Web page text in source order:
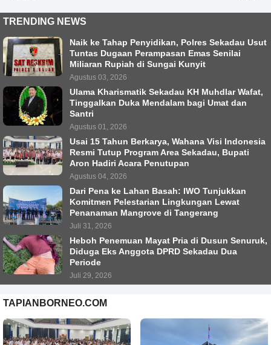
TRENDING NEWS
Naik ke Tahap Penyidikan, Polres Sekadau Usut
Tuntas Dugaan Perampasan Emas Senilai
Miliaran Rupiah di Sungai Kunyit
Agustus 03, 2026
Ulama Kharismatik Sekadau KH Muhdlar Wafat,
Tinggalkan Duka Mendalam bagi Umat dan
Santri
Agustus 01, 2026
Usai 15 Tahun Berkarya, Wahana Visi Indonesia
Resmi Tutup Program Area Sekadau, Bupati
Aron Hadiri Acara Penutupan
Agustus 04, 2026
Dari Pena ke Lahan Basah: IWO Tunjukkan
Komitmen Pelestarian Lingkungan Lewat
Penanaman Mangrove di Tangerang
Juli 31, 2026
Heboh Penemuan Mayat Pria di Dusun Senuruk,
Diduga Eks Anggota DPRD Sekadau Dua
Periode
Juli 29, 2026
TAPIANBORNEO.COM